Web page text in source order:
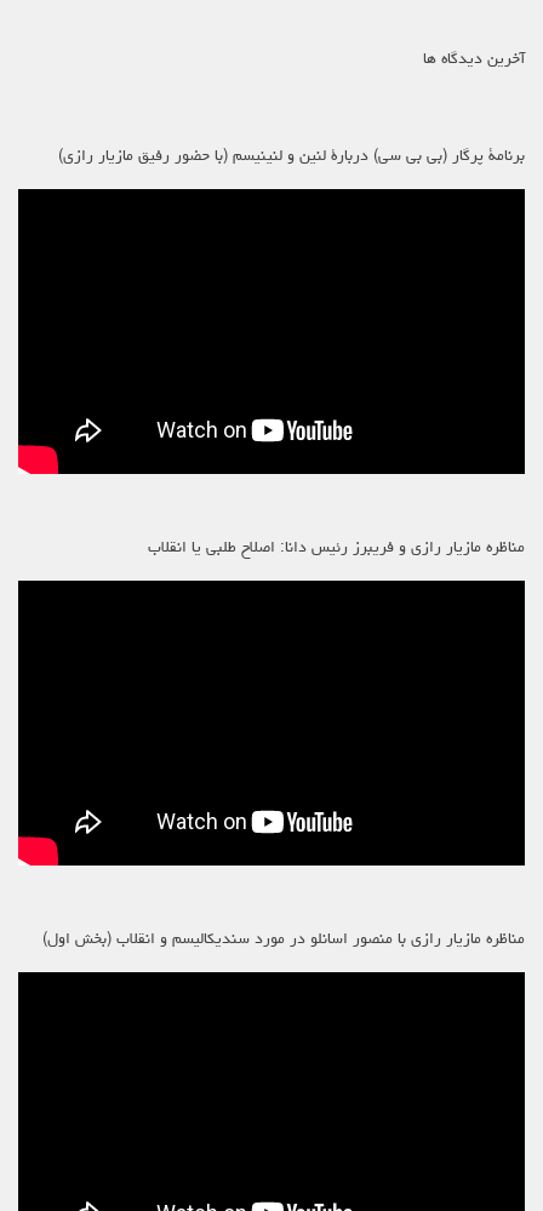
آخرین دیدگاه ها
برنامۀ پرگار (بی بی سی) دربارۀ لنین و لنینیسم (با حضور رفیق مازیار رازی)
مناظره مازیار رازی و فریبرز رئیس دانا: اصلاح طلبی یا انقلاب
مناظره مازیار رازی با منصور اسانلو در مورد سندیکالیسم و انقلاب (بخش اول)